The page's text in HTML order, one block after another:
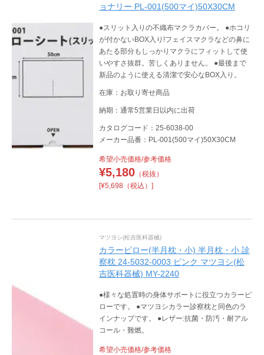
ョナリー PL-001(500マイ)50X30CM
●スリット入りの不織布マクラカバー。 ●ホコリ
が付かないBOX入り!フェイスマクラなどの鼻に
あたる部分もしっかりマクラにフィットして使
いやすさ抜群。苦しくありません。 ●最後まで
新品のように使える清潔で安心なBOX入り。
在庫：お取り寄せ商品
納期：通常5営業日以内に出荷
カタログコード：25-6038-00
メーカー品番：PL-001(500マイ)50X30CM
希望小売価格/参考価格
¥5,180（税抜）
[¥5,698（税込）]
マツヨシ(松吉医科器械)
カラーピロー(半月枕・小) 半月枕・小 診
察枕 24-5032-0003 ピンク マツヨシ(松
吉医科器械) MY-2240
●様々な処置時の身体サポートに役立つカラーピ
ローです。 ●マツヨシカラー診察枕と同色のラ
インナップです。 ●レザー:抗菌・防汚・耐アル
コール・難燃。
希望小売価格/参考価格